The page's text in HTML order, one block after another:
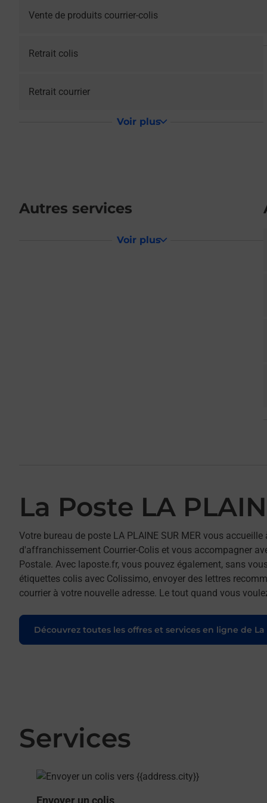
Vente de produits courrier-colis
Retrait colis
Retrait courrier
Voir plus
Autres services
Voir plus
La Poste LA
Votre bureau de poste LA PLAINE SUR MER vous
d'affranchissement Courrier-Colis et vous accompagner
Postale. Avec laposte.fr, vous pouvez également, sans
étiquettes colis avec Colissimo, envoyer des lettres
courrier à votre nouvelle adresse. Le tout quand vous
Découvrez toutes les offres et services en ligne de La
Services
En savoir plus
Envoyer un colis